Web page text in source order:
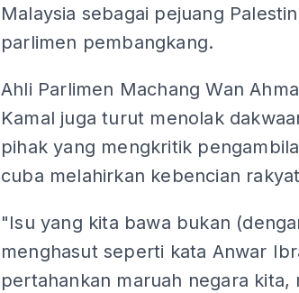
Malaysia sebagai pejuang
parlimen pembangkang.
Ahli Parlimen Machang Wan
Kamal juga turut menolak
pihak yang mengkritik
cuba melahirkan kebencian
"Isu yang kita bawa bukan
menghasut seperti kata Anwar
pertahankan maruah negara kita,